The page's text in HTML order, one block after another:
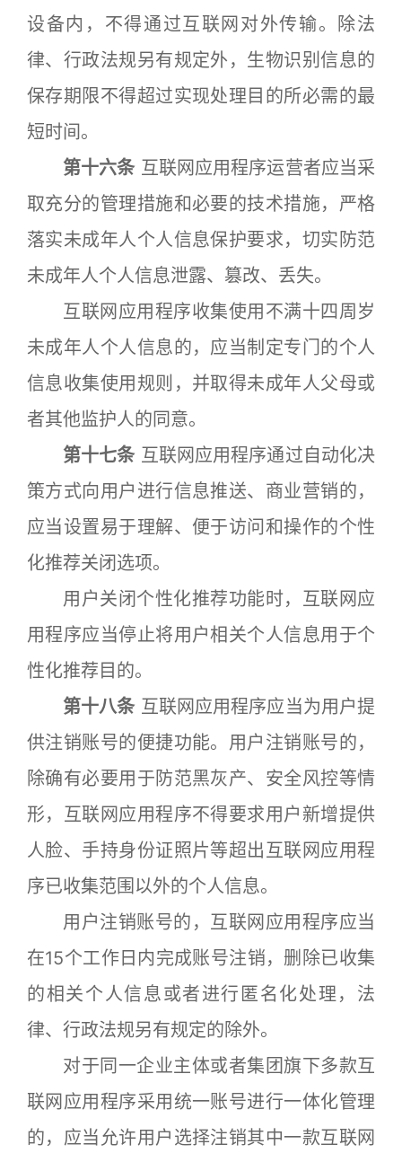
设备内，不得通过互联网对外传输。除法
律、行政法规另有规定外，生物识别信息的
保存期限不得超过实现处理目的所必需的最
短时间。
第十六条 互联网应用程序运营者应当采
取充分的管理措施和必要的技术措施，严格
落实未成年人个人信息保护要求，切实防范
未成年人个人信息泄露、篡改、丢失。
互联网应用程序收集使用不满十四周岁
未成年人个人信息的，应当制定专门的个人
信息收集使用规则，并取得未成年人父母或
者其他监护人的同意。
第十七条 互联网应用程序通过自动化决
策方式向用户进行信息推送、商业营销的，
应当设置易于理解、便于访问和操作的个性
化推荐关闭选项。
用户关闭个性化推荐功能时，互联网应
用程序应当停止将用户相关个人信息用于个
性化推荐目的。
第十八条 互联网应用程序应当为用户提
供注销账号的便捷功能。用户注销账号的，
除确有必要用于防范黑灰产、安全风控等情
形，互联网应用程序不得要求用户新增提供
人脸、手持身份证照片等超出互联网应用程
序已收集范围以外的个人信息。
用户注销账号的，互联网应用程序应当
在15个工作日内完成账号注销，删除已收集
的相关个人信息或者进行匿名化处理，法
律、行政法规另有规定的除外。
对于同一企业主体或者集团旗下多款互
联网应用程序采用统一账号进行一体化管理
的，应当允许用户选择注销其中一款互联网